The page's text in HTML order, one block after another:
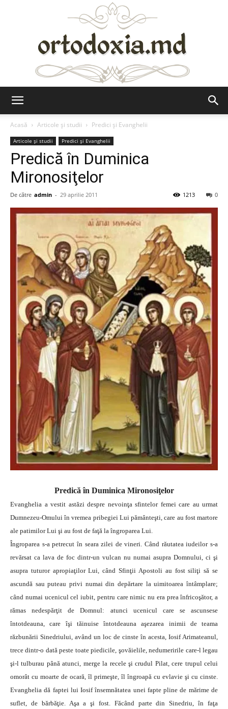
Acasă
Articole şi studii Predici şi Evanghelii
Articole şi studii Predici şi Evanghelii
Predică în Duminica
Mironosiţelor
De către admin - 29 aprilie 2011 0
1213
Predică în Duminica Mironosiţelor
Evanghelia a vestit astăzi despre nevoinţa sfintelor femei care au urmat
Dumnezeu-Omului în vremea pribegiei Lui pământeşti, care au fost martore
ale patimilor Lui şi au fost de faţă la îngroparea Lui.
Îngroparea s-a petrecut în seara zilei de vineri. Când răutatea iudeilor s-a
revărsat ca lava de foc dintr-un vulcan nu numai asupra Domnului, ci şi
asupra tuturor apropiaţilor Lui, când Sfinţii Apostoli au fost siliţi să se
ascundă sau puteau privi numai din depărtare la uimitoarea întâmplare;
când numai ucenicul cel iubit, pentru care nimic nu era prea înfricoşător, a
rămas nedespărţit de Domnul: atunci ucenicul care se ascunsese
întotdeauna, care îşi tăinuise întotdeauna aşezarea inimii de teama
răzbunării Sinedriului, având un loc de cinste în acesta, Iosif Arimateanul,
trece dintr-o dată peste toate piedicile, şovăielile, nedumeririle care-l legau
şi-l tulburau până atunci, merge la recele şi crudul Pilat, cere trupul celui
omorât cu moarte de ocară, îl primeşte, îl îngroapă cu evlavie şi cu cinste.
Evanghelia dă faptei lui Iosif însemnătatea unei fapte pline de mărime de
suflet, de bărbăţie. Aşa a şi fost. Făcând parte din Sinedriu, în faţa